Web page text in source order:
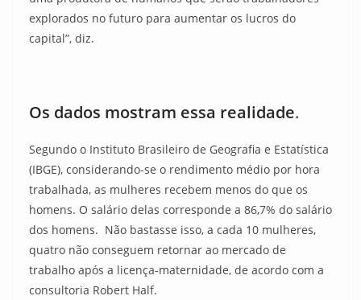
explorados no futuro para aumentar os lucros do
capital”, diz.
Os dados mostram essa realidade.
Segundo o Instituto Brasileiro de Geografia e Estatística
(IBGE), considerando-se o rendimento médio por hora
trabalhada, as mulheres recebem menos do que os
homens. O salário delas corresponde a 86,7% do salário
dos homens. Não bastasse isso, a cada 10 mulheres,
quatro não conseguem retornar ao mercado de
trabalho após a licença-maternidade, de acordo com a
consultoria Robert Half.